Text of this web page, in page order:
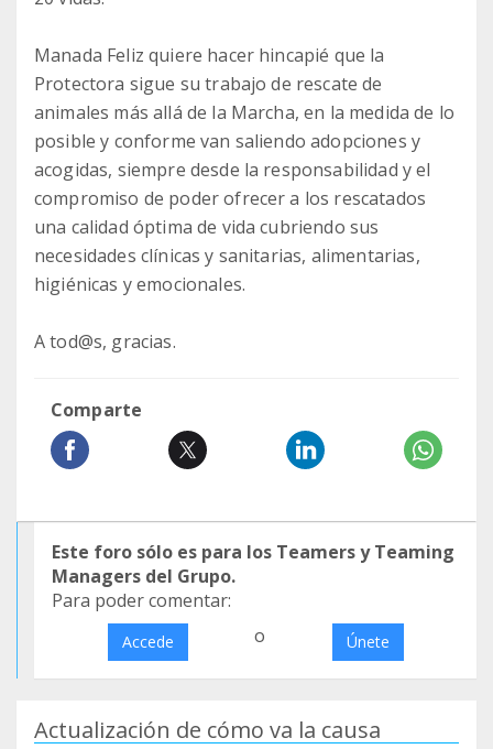
Manada Feliz quiere hacer hincapié que la
Protectora sigue su trabajo de rescate de
animales más allá de la Marcha, en la medida de lo
posible y conforme van saliendo adopciones y
acogidas, siempre desde la responsabilidad y el
compromiso de poder ofrecer a los rescatados
una calidad óptima de vida cubriendo sus
necesidades clínicas y sanitarias, alimentarias,
higiénicas y emocionales.
A tod@s, gracias.
Comparte
Este foro sólo es para los Teamers y Teaming
Managers del Grupo.
Para poder comentar:
Accede o Únete
Actualización de cómo va la causa